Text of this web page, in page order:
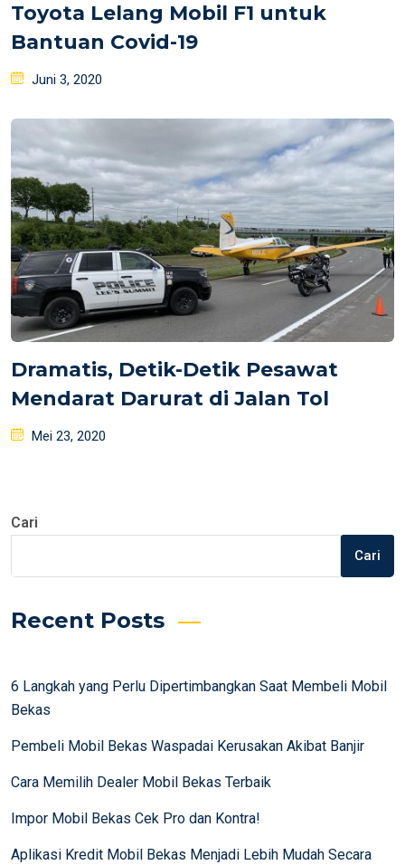
Toyota Lelang Mobil F1 untuk
Bantuan Covid-19
Posted
Juni 3, 2020
Dramatis, Detik-Detik Pesawat
Mendarat Darurat di Jalan Tol
Posted
Mei 23, 2020
Cari
Cari
Recent Posts
6 Langkah yang Perlu Dipertimbangkan Saat Membeli Mobil
Bekas
Pembeli Mobil Bekas Waspadai Kerusakan Akibat Banjir
Cara Memilih Dealer Mobil Bekas Terbaik
Impor Mobil Bekas Cek Pro dan Kontra!
Aplikasi Kredit Mobil Bekas Menjadi Lebih Mudah Secara